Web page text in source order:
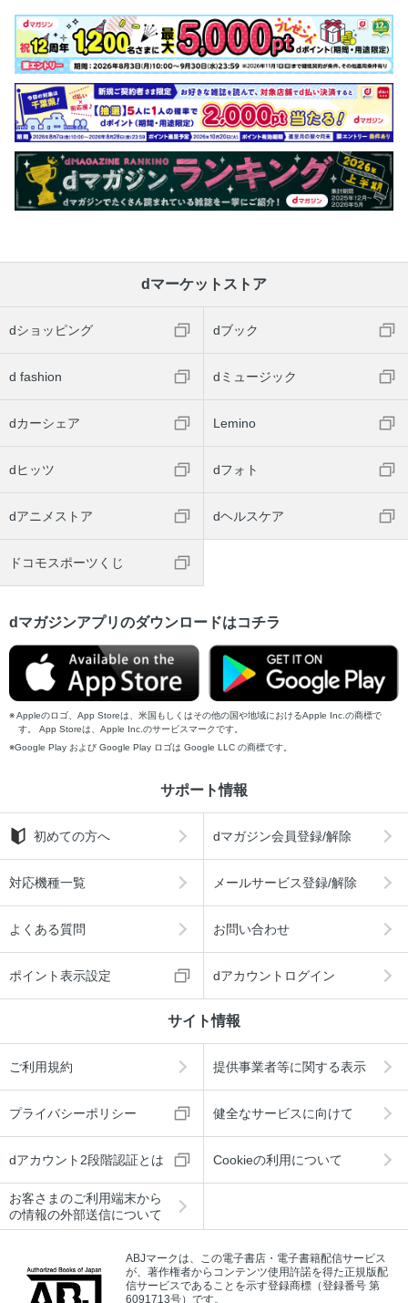
dマーケットストア
dショッピング dブック
d fashion dミュージック
dカーシェア Lemino
dヒッツ dフォト
dアニメストア dヘルスケア
ドコモスポーツくじ
dマガジンアプリのダウンロードはコチラ
Appleのロゴ、App Storeは、米国もしくはその他の国や地域におけるApple Inc.の商標で
す。 App Storeは、Apple Inc.のサービスマークです。
Google Play および Google Play ロゴは Google LLC の商標です。
サポート情報
初めての方へ dマガジン会員登録/解除
対応機種一覧 メールサービス登録/解除
よくある質問 お問い合わせ
ポイント表示設定 dアカウントログイン
サイト情報
ご利用規約 提供事業者等に関する表示
プライバシーポリシー 健全なサービスに向けて
dアカウント2段階認証とは Cookieの利用について
お客さまのご利用端末から
の情報の外部送信について
ABJマークは、この電子書店・電子書籍配信サービス
が、著作権者からコンテンツ使用許諾を得た正規版配
信サービスであることを示す登録商標（登録番号 第
6091713号）です。